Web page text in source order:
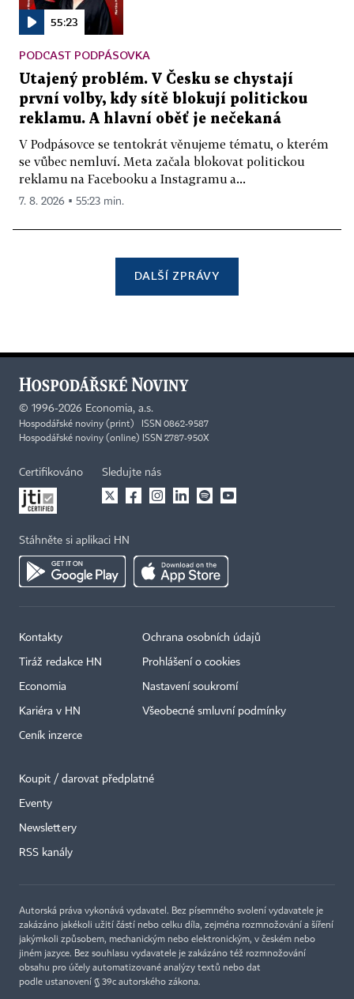
55:23
PODCAST PODPÁSOVKA
Utajený problém. V Česku se chystají
první volby, kdy sítě blokují politickou
reklamu. A hlavní oběť je nečekaná
V Podpásovce se tentokrát věnujeme tématu, o kterém
se vůbec nemluví. Meta začala blokovat politickou
reklamu na Facebooku a Instagramu a...
7. 8. 2026 ▪ 55:23 min.
DALŠÍ ZPRÁVY
© 1996-2026 Economia, a.s.
Hospodářské noviny (print) ISSN 0862-9587
Hospodářské noviny (online) ISSN 2787-950X
Certifikováno Sledujte nás
Stáhněte si aplikaci HN
Kontakty
Tiráž redakce HN
Economia
Kariéra v HN
Ceník inzerce
Ochrana osobních údajů
Prohlášení o cookies
Nastavení soukromí
Všeobecné smluvní podmínky
Koupit / darovat předplatné
Eventy
Newslettery
RSS kanály
Autorská práva vykonává vydavatel. Bez písemného svolení vydavatele je
zakázáno jakékoli užití částí nebo celku díla, zejména rozmnožování a šíření
jakýmkoli způsobem, mechanickým nebo elektronickým, v českém nebo
jiném jazyce. Bez souhlasu vydavatele je zakázáno též rozmnožování
obsahu pro účely automatizované analýzy textů nebo dat
podle ustanovení § 39c autorského zákona.